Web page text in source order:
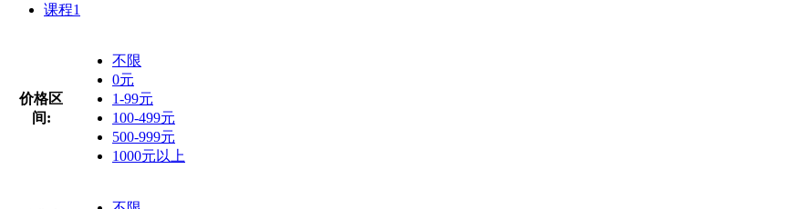
课程1
价格区
间:
不限
0元
1-99元
100-499元
500-999元
1000元以上